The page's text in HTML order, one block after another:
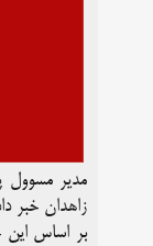
مدیر مسوول
زاهدان خبر
بر اساس این